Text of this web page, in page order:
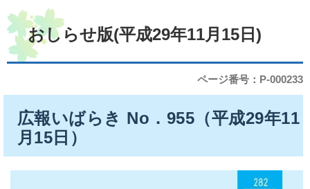
おしらせ版(平成29年11月15日)
ページ番号：P-000233
広報いばらき No．955（平成29年11
月15日）